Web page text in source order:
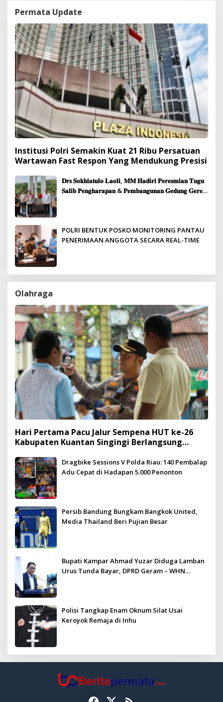
Permata Update
Institusi Polri Semakin Kuat 21 Ribu Persatuan
Wartawan Fast Respon Yang Mendukung Presisi
𝐃𝐫𝐬 𝐒𝐨𝐤𝐡𝐢𝐚𝐭𝐮𝐥𝐨 𝐋𝐚𝐨𝐥𝐢, 𝐌𝐌 𝐇𝐚𝐝𝐢𝐫𝐢 𝐏𝐞𝐫𝐞𝐬𝐦𝐢𝐚𝐧 𝐓𝐮𝐠𝐮
𝐒𝐚𝐥𝐢𝐛 𝐏𝐞𝐧𝐠𝐡𝐚𝐫𝐚𝐩𝐚𝐧 & 𝐏𝐞𝐦𝐛𝐚𝐧𝐠𝐮𝐧𝐚𝐧 𝐆𝐞𝐝𝐮𝐧𝐠 𝐆𝐞𝐫𝐞𝐣𝐚
POLRI BENTUK POSKO MONITORING PANTAU
PENERIMAAN ANGGOTA SECARA REAL-TIME
Olahraga
Hari Pertama Pacu Jalur Sempena HUT ke-26
Kabupaten Kuantan Singingi Berlangsung
Dragbike Sessions V Polda Riau: 140 Pembalap
Adu Cepat di Hadapan 5.000 Penonton
Persib Bandung Bungkam Bangkok United,
Media Thailand Beri Pujian Besar
Bupati Kampar Ahmad Yuzar Diduga Lamban
Urus Tunda Bayar, DPRD Geram – WHN
Polisi Tangkap Enam Oknum Silat Usai
Keroyok Remaja di Inhu